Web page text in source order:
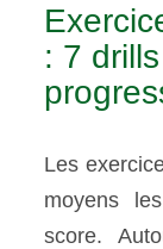
: 7
Les
moyens
score.